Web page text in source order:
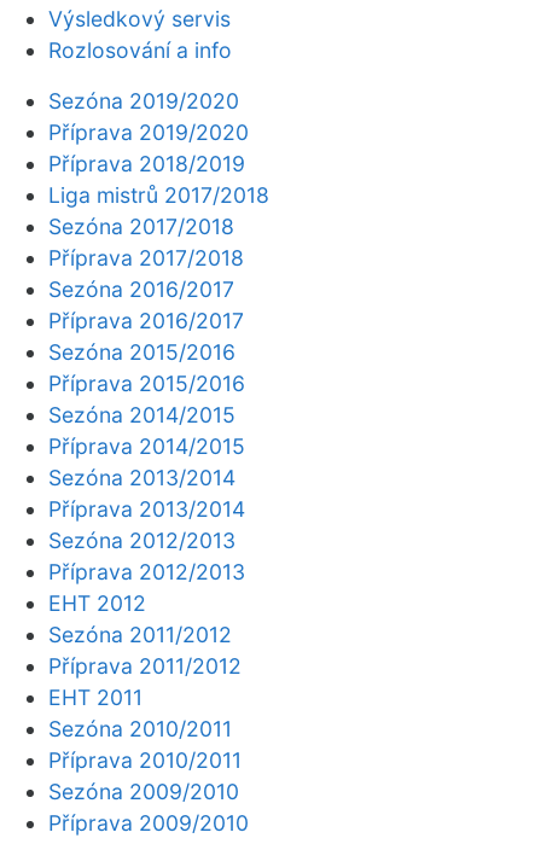
Výsledkový servis
Rozlosování a info
Sezóna 2019/2020
Příprava 2019/2020
Příprava 2018/2019
Liga mistrů 2017/2018
Sezóna 2017/2018
Příprava 2017/2018
Sezóna 2016/2017
Příprava 2016/2017
Sezóna 2015/2016
Příprava 2015/2016
Sezóna 2014/2015
Příprava 2014/2015
Sezóna 2013/2014
Příprava 2013/2014
Sezóna 2012/2013
Příprava 2012/2013
EHT 2012
Sezóna 2011/2012
Příprava 2011/2012
EHT 2011
Sezóna 2010/2011
Příprava 2010/2011
Sezóna 2009/2010
Příprava 2009/2010